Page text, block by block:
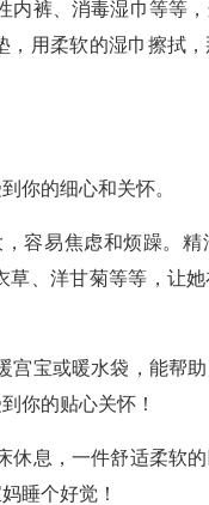
内裤、消毒湿巾等等
用柔软的湿巾擦拭
你的细心和关怀。
容易焦虑和烦躁。
、洋甘菊等等，让
宫宝或暖水袋，能帮
你的贴心关怀！
休息，一件舒适柔软
睡个好觉！